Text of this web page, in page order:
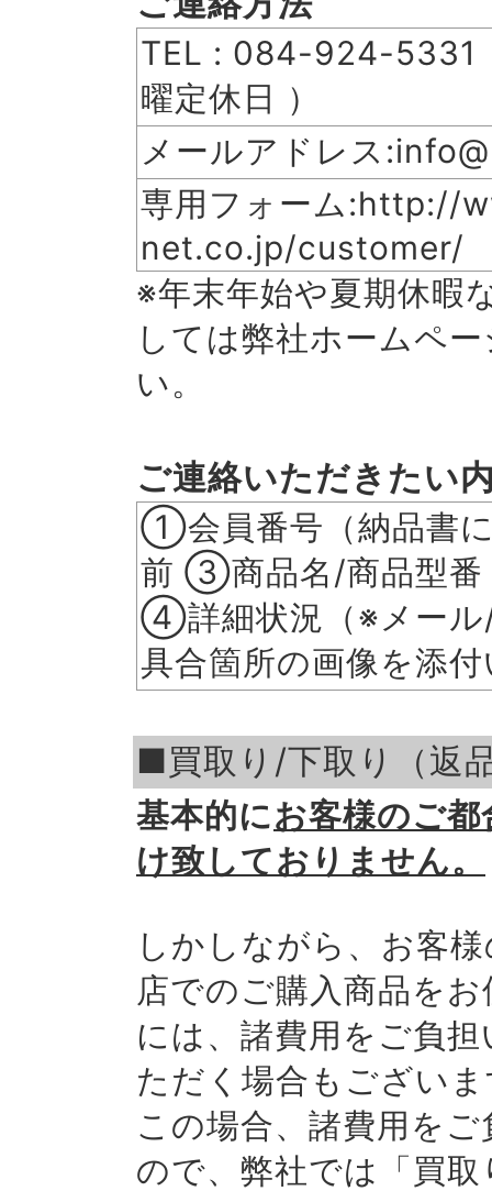
TEL : 084-924-5331
曜定休日 ）
メールアドレス
専用フォーム:http://
net.co.jp/customer/
※年末年始や夏期休暇
しては弊社ホームペ
い。
ご連絡いただきたい
①会員番号（納品書
前 ③商品名/商品型番
④詳細状況（※メール
具合箇所の画像を添
■買取り/下取り（返
基本的にお客様のご
け致しておりません。
しかしながら、お客
店でのご購入商品を
には、諸費用をご負
ただく場合もござい
この場合、諸費用を
ので、弊社では「買